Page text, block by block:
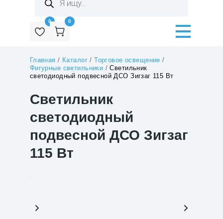
0 0
Главная / Каталог/Торговое освещение /
Фигурные светильники /Светильник
светодиодный подвесной ДСО Зигзаг 115 Вт
Светильник
светодиодный
подвесной ДСО Зигзаг
115 Вт